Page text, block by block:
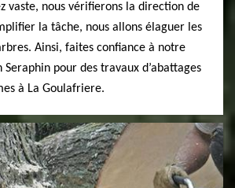
vaste, nous vérifierons la direction de
la tâche, nous allons élaguer les
Ainsi, faites confiance à notre
pour des travaux d’abattages
à La Goulafriere.